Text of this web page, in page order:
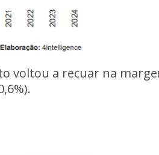
voltou a recuar na